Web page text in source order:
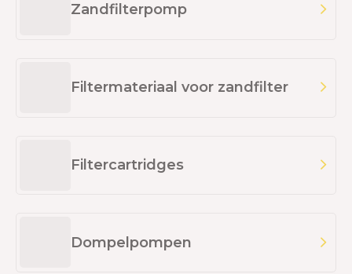
Zandfilterpomp
Filtermateriaal voor zandfilter
Filtercartridges
Dompelpompen